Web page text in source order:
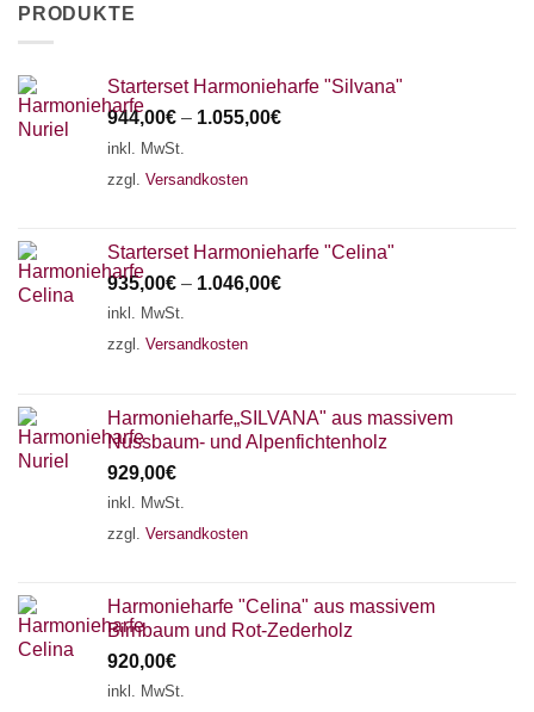
PRODUKTE
Starterset Harmonieharfe "Silvana"
944,00€ – 1.055,00€
inkl. MwSt.
zzgl. Versandkosten
Starterset Harmonieharfe "Celina"
935,00€ – 1.046,00€
inkl. MwSt.
zzgl. Versandkosten
Harmonieharfe„SILVANA" aus massivem
Nussbaum- und Alpenfichtenholz
929,00€
inkl. MwSt.
zzgl. Versandkosten
Harmonieharfe "Celina" aus massivem
Birnbaum und Rot-Zederholz
920,00€
inkl. MwSt.